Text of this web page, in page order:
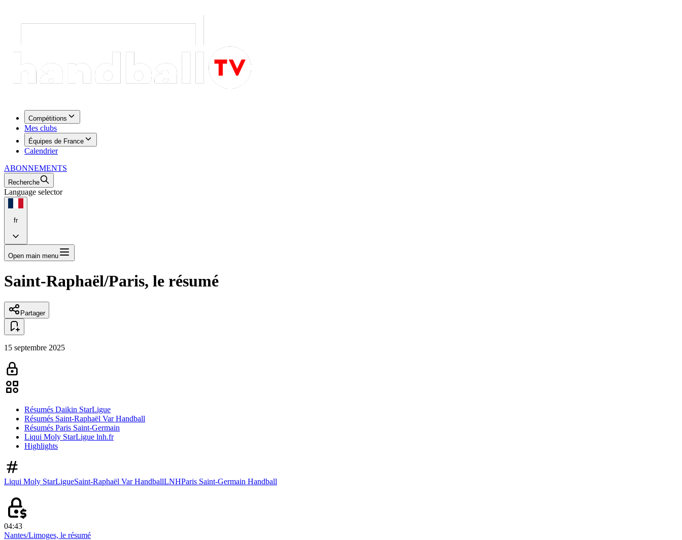
Compétitions
Mes clubs
Équipes de France
Calendrier
ABONNEMENTS
Recherche
Language selector
fr
Open main menu
Saint-Raphaël/Paris, le résumé
Partager
15 septembre 2025
Résumés Daikin StarLigue
Résumés Saint-Raphaël Var Handball
Résumés Paris Saint-Germain
Liqui Moly StarLigue lnh.fr
Highlights
Liqui Moly StarLigueSaint-Raphaël Var HandballLNHParis Saint-Germain Handball
04:43
Nantes/Limoges, le résumé